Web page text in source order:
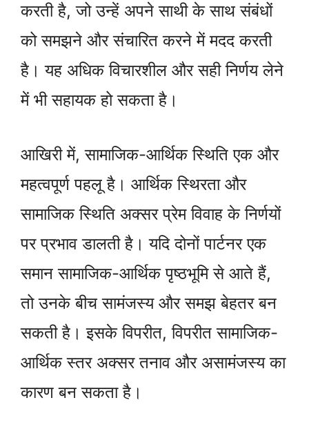
करती है, जो उन्हें अपने साथी के साथ संबंधों
को समझने और संचारित करने में मदद करती
है। यह अधिक विचारशील और सही निर्णय लेने
में भी सहायक हो सकता है।
आखिरी में, सामाजिक-आर्थिक स्थिति एक और
महत्वपूर्ण पहलू है। आर्थिक स्थिरता और
सामाजिक स्थिति अक्सर प्रेम विवाह के निर्णयों
पर प्रभाव डालती है। यदि दोनों पार्टनर एक
समान सामाजिक-आर्थिक पृष्ठभूमि से आते हैं,
तो उनके बीच सामंजस्य और समझ बेहतर बन
सकती है। इसके विपरीत, विपरीत सामाजिक-
आर्थिक स्तर अक्सर तनाव और असामंजस्य का
कारण बन सकता है।